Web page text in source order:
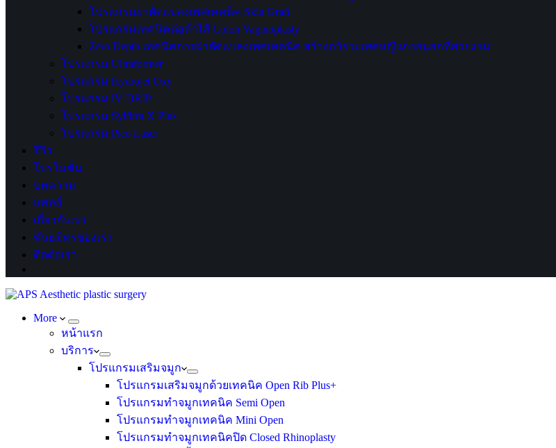
โปรแกรมผ่าตัดแปลงเพศเทคนิค Skin Graft
โปรแกรมเทคนิคต่อลำไส้ Colon Vaginoplasty
Zero Depth เทคนิคการผ่าตัดแปลงเพศเทคนิค สร้างอวัยวะเพศหญิงภายนอกที่สวยงาม
โปรแกรม Ultraformer
โปรแกรม Hydrojet Oxy
โปรแกรม IV DRIP
โปรแกรม Sylfirm X Plus
โปรแกรม Pico Laser
รีวิว
โปรโมชั่น
บทความ
แพทย์
เกี่ยวกับเรา
พันธมิตรของเรา
ติดต่อเรา
More
หน้าแรก
บริการ
โปรแกรมเสริมจมูก
โปรแกรมเสริมจมูกด้วยเทคนิค Open Rib Plus+
โปรแกรมทำจมูกเทคนิค Semi Open
โปรแกรมทำจมูกเทคนิค Mini Open
โปรแกรมทำจมูกเทคนิคปิด Closed Rhinoplasty